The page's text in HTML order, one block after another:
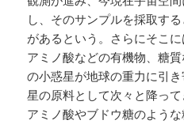
し、そのサンプルを採取す
があるという。さらにそこに
アミノ酸などの有機物、糖
の小惑星が地球の重力に引
星の原料として次々と降っ
アミノ酸やブドウ糖のよう